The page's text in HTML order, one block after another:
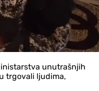
unutrašnjih
trgovali ljudima,